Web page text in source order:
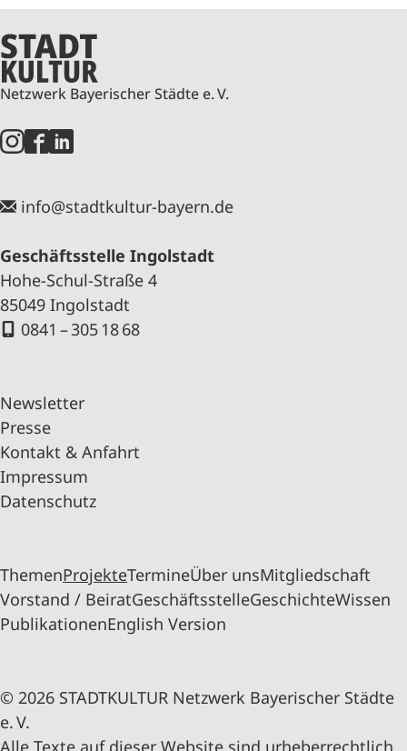
Netzwerk Bayerischer Städte e. V.
info@stadtkultur-bayern.de
Geschäftsstelle Ingolstadt
Hohe-Schul-Straße 4
85049 Ingolstadt
0841 – 305 18 68
Newsletter
Presse
Kontakt & Anfahrt
Impressum
Datenschutz
ThemenProjekteTermineÜber unsMitgliedschaft
Vorstand / BeiratGeschäftsstelleGeschichteWissen
PublikationenEnglish Version
© 2026 STADTKULTUR Netzwerk Bayerischer Städte
e. V.
Alle Texte auf dieser Website sind urheberrechtlich